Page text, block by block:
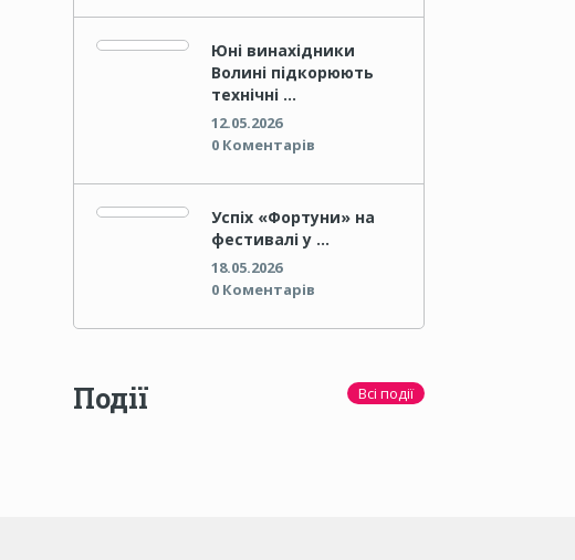
Юні винахідники
Волині підкорюють
технічні …
12.05.2026
0 Коментарів
Успіх «Фортуни» на
фестивалі у …
18.05.2026
0 Коментарів
Події Всі події